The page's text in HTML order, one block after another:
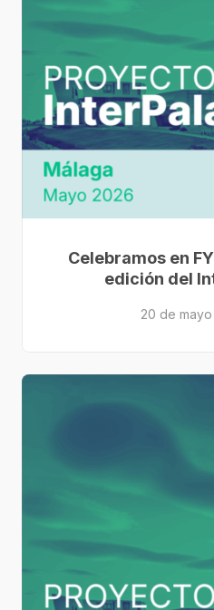
Celebramos en
edición del
20 de